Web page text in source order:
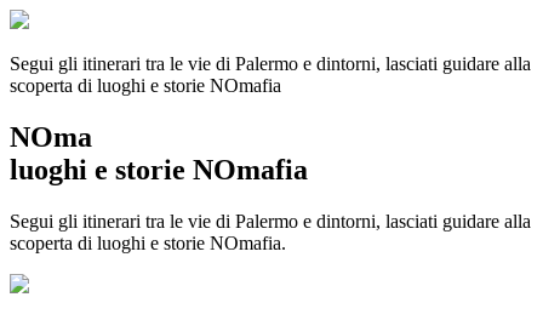
Segui gli itinerari tra le vie di Palermo e dintorni, lasciati guidare alla
scoperta di luoghi e storie NOmafia
NOma
luoghi e storie NOmafia
Segui gli itinerari tra le vie di Palermo e dintorni, lasciati guidare alla
scoperta di luoghi e storie NOmafia.